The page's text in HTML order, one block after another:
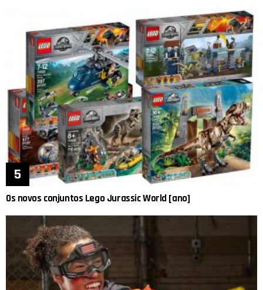
Os novos conjuntos Lego Jurassic World [ano]